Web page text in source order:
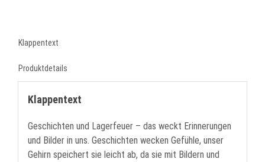
Klappentext
Produktdetails
Klappentext
Geschichten und Lagerfeuer – das weckt Erinnerungen
und Bilder in uns. Geschichten wecken Gefühle, unser
Gehirn speichert sie leicht ab, da sie mit Bildern und